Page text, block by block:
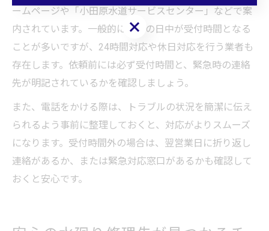
ームページや「小田原水道サービスセンター」などで案
内されています。一般的に平日の日中が受付時間となる
ことが多いですが、24時間対応や休日対応を行う業者も
存在します。依頼前には必ず受付時間と、緊急時の連絡
先が明記されているかを確認しましょう。
また、電話をかける際は、トラブルの状況を簡潔に伝え
られるよう事前に整理しておくと、対応がよりスムーズ
になります。受付時間外の場合は、翌営業日に折り返し
連絡があるか、または緊急対応窓口があるかも確認して
おくと安心です。
お問い合わせはこちら